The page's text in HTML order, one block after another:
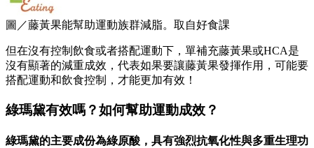
圖／藤黃果能幫助運動族群減脂。取自好食課
但在沒有控制飲食或者搭配運動下，單補充藤黃果或HCA是
沒有顯著的減重成效，代表如果要讓藤黃果發揮作用，可能要
搭配運動和飲食控制，才能更加有效！
綠瑪黛有效嗎？如何幫助運動成效？
綠瑪黛的主要成份為綠原酸，具有強烈抗氧化性與多重生理功